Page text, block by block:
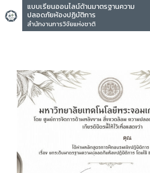
แบบเรียนออนไลน์ด้านมาตรฐานความ
ปลอดภัยห้องปฏิบัติการ
สำนักงานการวิจัยแห่งชาติ
คุณ